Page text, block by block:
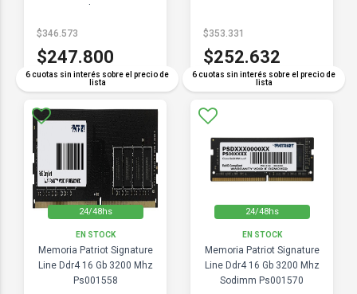
6 cuotas sin interés sobre el precio de
lista
$346.573
$247.800
6 cuotas sin interés sobre el precio de
lista
$353.331
$252.632
24/48hs
EN STOCK
Memoria Patriot Signature
Line Ddr4 16 Gb 3200 Mhz
Ps001558
24/48hs
EN STOCK
Memoria Patriot Signature
Line Ddr4 16 Gb 3200 Mhz
Sodimm Ps001570